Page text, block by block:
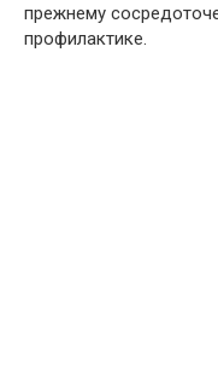
прежнему
профилактике.